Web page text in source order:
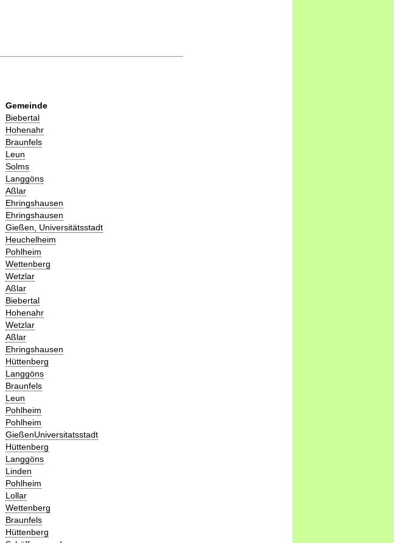
Gemeinde
Biebertal
Hohenahr
Braunfels
Leun
Solms
Langgöns
Aßlar
Ehringshausen
Ehringshausen
Gießen, Universitätsstadt
Heuchelheim
Pohlheim
Wettenberg
Wetzlar
Aßlar
Biebertal
Hohenahr
Wetzlar
Aßlar
Ehringshausen
Hüttenberg
Langgöns
Braunfels
Leun
Pohlheim
Pohlheim
GießenUniversitatsstadt
Hüttenberg
Langgöns
Linden
Pohlheim
Lollar
Wettenberg
Braunfels
Hüttenberg